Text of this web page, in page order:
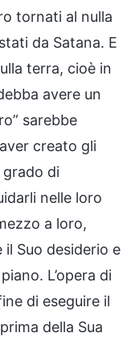
tornati al nulla
da Satana. E
terra, cioè in
avere un
sarebbe
creato gli
di
nelle loro
a loro,
Suo desiderio e
L’opera di
di eseguire il
della Sua